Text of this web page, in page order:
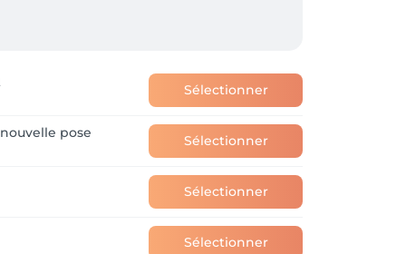
Sélectionner
pose Sélectionner
Sélectionner
Sélectionner